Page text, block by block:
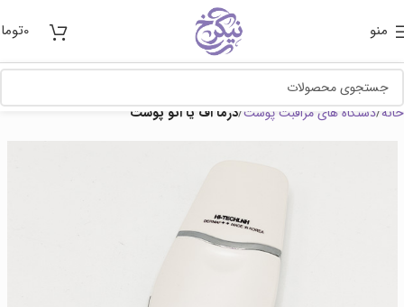
منو 0
خانه دستگاه های مراقبت پوست درما اف یا اتو پوست